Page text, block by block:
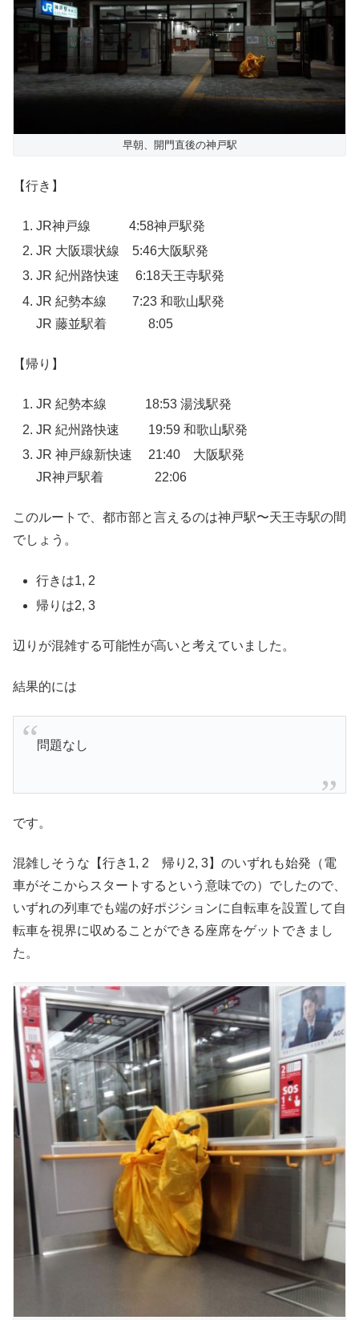
早朝、開門直後の神戸駅
【行き】
JR神戸線 4:58神戸駅発
JR 大阪環状線 5:46大阪駅発
JR 紀州路快速 6:18天王寺駅発
JR 紀勢本線 7:23 和歌山駅発
JR 藤並駅着 8:05
【帰り】
JR 紀勢本線 18:53 湯浅駅発
JR 紀州路快速 19:59 和歌山駅発
JR 神戸線新快速 21:40 大阪駅発
JR神戸駅着 22:06
このルートで、都市部と言えるのは神戸駅〜天王寺駅の間
でしょう。
行きは1, 2
帰りは2, 3
辺りが混雑する可能性が高いと考えていました。
結果的には
問題なし
です。
混雑しそうな【行き1, 2 帰り2, 3】のいずれも始発（電
車がそこからスタートするという意味での）でしたので、
いずれの列車でも端の好ポジションに自転車を設置して自
転車を視界に収めることができる座席をゲットできまし
た。